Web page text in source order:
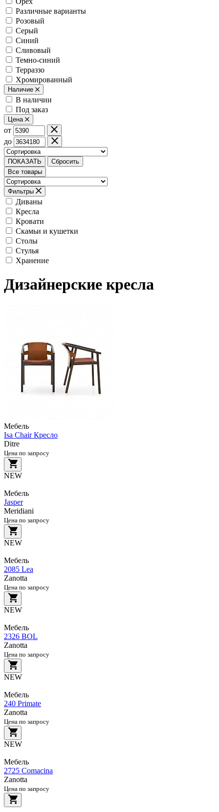
Различные варианты
Розовый
Серый
Синий
Сливовый
Темно-синий
Терраззо
Хромированный
Наличие
В наличии
Под заказ
Цена
от
до
ПОКАЗАТЬ
Сбросить
Все товары
Фильтры
Диваны
Кресла
Кровати
Скамьи и кушетки
Столы
Стулья
Хранение
Дизайнерские кресла
Мебель
Isa Chair Кресло
Ditre
Цена по запросу
NEW
Мебель
Jasper
Meridiani
Цена по запросу
NEW
Мебель
2085 Lea
Zanotta
Цена по запросу
NEW
Мебель
2326 BOL
Zanotta
Цена по запросу
NEW
Мебель
240 Primate
Zanotta
Цена по запросу
NEW
Мебель
2725 Comacina
Zanotta
Цена по запросу